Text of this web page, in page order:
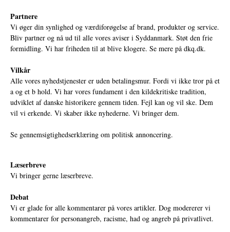
Partnere
Vi øger din synlighed og værdiforøgelse af brand, produkter og service.
Bliv partner og nå ud til alle vores aviser i Syddanmark. Støt den frie
formidling. Vi har friheden til at blive klogere. Se mere på dkq.dk.
Vilkår
Alle vores nyhedstjenester er uden betalingsmur. Fordi vi ikke tror på et
a og et b hold. Vi har vores fundament i den kildekritiske tradition,
udviklet af danske historikere gennem tiden. Fejl kan og vil ske. Dem
vil vi erkende. Vi skaber ikke nyhederne. Vi bringer dem.
Se gennemsigtighedserklæring om politisk annoncering.
Læserbreve
Vi bringer gerne læserbreve.
Debat
Vi er glade for alle kommentarer på vores artikler. Dog modererer vi
kommentarer for personangreb, racisme, had og angreb på privatlivet.